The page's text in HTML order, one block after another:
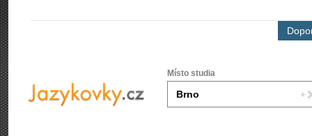
Místo studia